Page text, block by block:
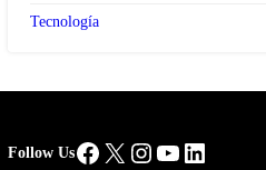
Tecnología
Follow UsFacebook
X Instagram
YouTube
LinkedIn